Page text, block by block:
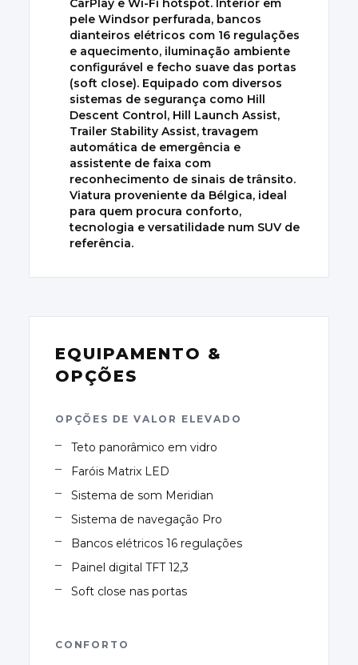
CarPlay e Wi-Fi hotspot. Interior em
pele Windsor perfurada, bancos
dianteiros elétricos com 16 regulações
e aquecimento, iluminação ambiente
configurável e fecho suave das portas
(soft close). Equipado com diversos
sistemas de segurança como Hill
Descent Control, Hill Launch Assist,
Trailer Stability Assist, travagem
automática de emergência e
assistente de faixa com
reconhecimento de sinais de trânsito.
Viatura proveniente da Bélgica, ideal
para quem procura conforto,
tecnologia e versatilidade num SUV de
referência.
EQUIPAMENTO &
OPÇÕES
OPÇÕES DE VALOR ELEVADO
Teto panorâmico em vidro
Faróis Matrix LED
Sistema de som Meridian
Sistema de navegação Pro
Bancos elétricos 16 regulações
Painel digital TFT 12,3
Soft close nas portas
CONFORTO